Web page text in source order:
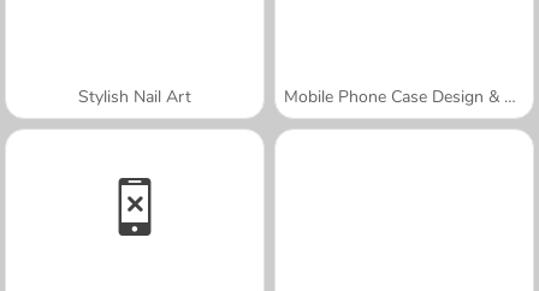
Stylish Nail Art Mobile Phone Case Design & DIY